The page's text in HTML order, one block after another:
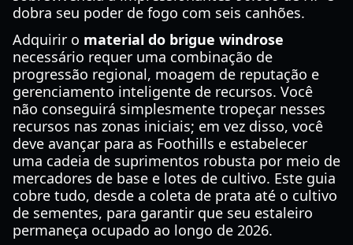
dobra seu poder de fogo com seis canhões.
Adquirir o material do brigue windrose
necessário requer uma combinação de
progressão regional, moagem de reputação e
gerenciamento inteligente de recursos. Você
não conseguirá simplesmente tropeçar nesses
recursos nas zonas iniciais; em vez disso, você
deve avançar para as Foothills e estabelecer
uma cadeia de suprimentos robusta por meio de
mercadores de base e lotes de cultivo. Este guia
cobre tudo, desde a coleta de prata até o cultivo
de sementes, para garantir que seu estaleiro
permaneça ocupado ao longo de 2026.